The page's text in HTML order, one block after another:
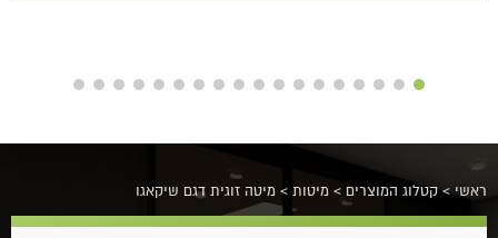
ראשי >קטלוג המוצרים > מיטות > מיטה זוגית דגם שיקאגו